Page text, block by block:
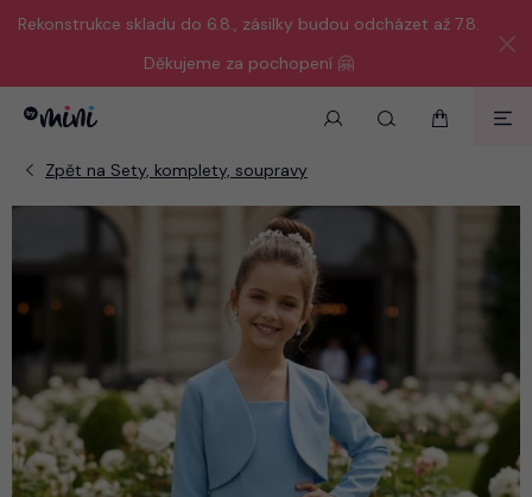
Rekonstrukce skladu do 6.8., zásilky budou odcházet až 7.8.
Děkujeme za pochopení 🤗